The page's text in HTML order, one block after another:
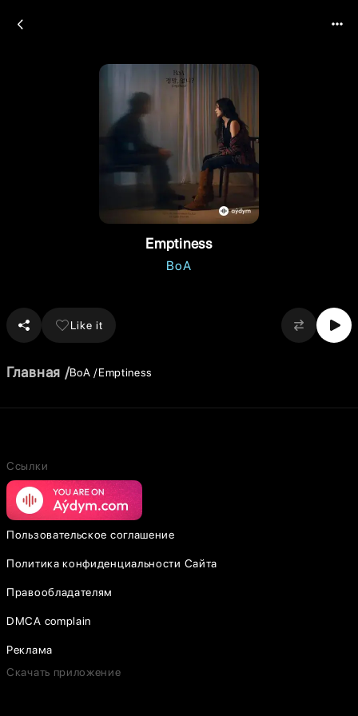
Emptiness
BoA
Like it
Главная BoA Emptiness
Ссылки
Пользовательское соглашение
Политика конфиденциальности Сайта
Правообладателям
DMCA complain
Реклама
Скачать приложение